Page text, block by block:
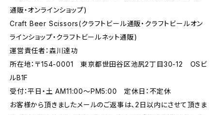
通販・オンラインショップ)
Craft Beer Scissors(クラフトビール通販・クラフトビールオン
ラインショップ・クラフトビールネット通販)
運営責任者：森川達功
所在地：〒154-0001 東京都世田谷区池尻2丁目30-12 OSビ
ルB1F
受付：平日・土 AM11:00～PM5:00 定休日：不定休
お客様から頂きましたメールのご返事は、2日以内にさせて頂きま